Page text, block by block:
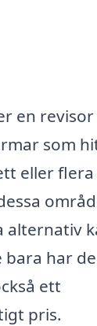
en revisor
som
eller
alternativ
bara har
ett
pris.